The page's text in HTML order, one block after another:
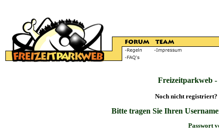
Freizeitparkweb
Noch nicht registriert?
Bitte tragen Sie Ihren
Passwort